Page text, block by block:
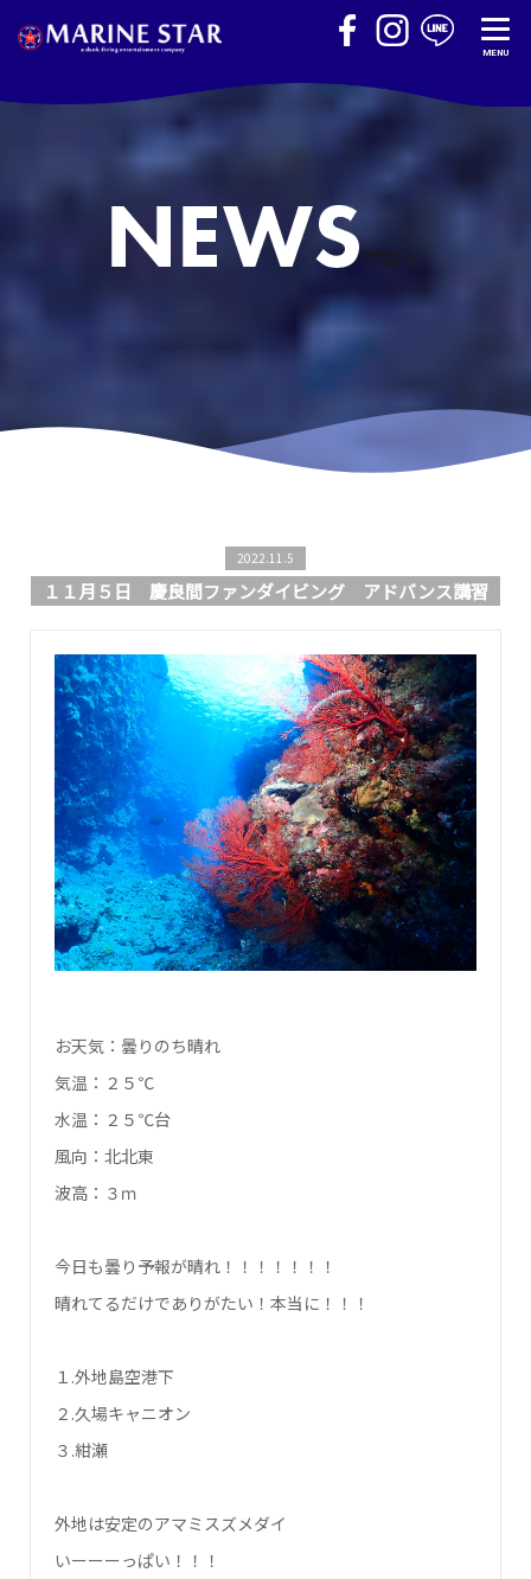
MENU
ブログ
2022.11.5
１１月５日 慶良間ファンダイビング アドバンス講習
お天気：曇りのち晴れ
気温：２５℃
水温：２５℃台
風向：北北東
波高：３ｍ
今日も曇り予報が晴れ！！！！！！！
晴れてるだけでありがたい！本当に！！！
１.外地島空港下
２.久場キャニオン
３.紺瀬
外地は安定のアマミスズメダイ
いーーーっぱい！！！